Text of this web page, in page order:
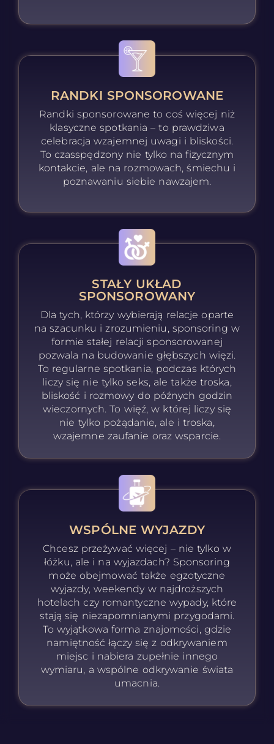
RANDKI SPONSOROWANE
Randki sponsorowane to coś więcej niż
klasyczne spotkania – to prawdziwa
celebracja wzajemnej uwagi i bliskości.
To czasspędzony nie tylko na fizycznym
kontakcie, ale na rozmowach, śmiechu i
poznawaniu siebie nawzajem.
STAŁY UKŁAD
SPONSOROWANY
Dla tych, którzy wybierają relacje oparte
na szacunku i zrozumieniu, sponsoring w
formie stałej relacji sponsorowanej
pozwala na budowanie głębszych więzi.
To regularne spotkania, podczas których
liczy się nie tylko seks, ale także troska,
bliskość i rozmowy do późnych godzin
wieczornych. To więź, w której liczy się
nie tylko pożądanie, ale i troska,
wzajemne zaufanie oraz wsparcie.
WSPÓLNE WYJAZDY
Chcesz przeżywać więcej – nie tylko w
łóżku, ale i na wyjazdach? Sponsoring
może obejmować także egzotyczne
wyjazdy, weekendy w najdroższych
hotelach czy romantyczne wypady, które
stają się niezapomnianymi przygodami.
To wyjątkowa forma znajomości, gdzie
namiętność łączy się z odkrywaniem
miejsc i nabiera zupełnie innego
wymiaru, a wspólne odkrywanie świata
umacnia.